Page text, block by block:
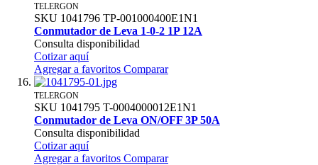
TELERGON
SKU 1041796 TP-001000400E1N1
Conmutador de Leva 1-0-2 1P 12A
Consulta disponibilidad
Cotizar aquí
Agregar a favoritos Comparar
TELERGON
SKU 1041795 T-0004000012E1N1
Conmutador de Leva ON/OFF 3P 50A
Consulta disponibilidad
Cotizar aquí
Agregar a favoritos Comparar